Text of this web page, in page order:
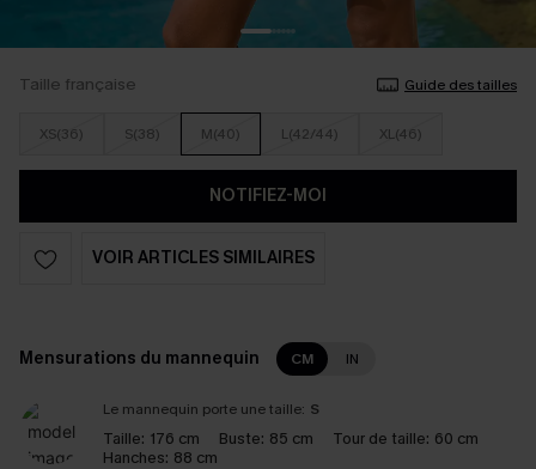
Taille française Guide des tailles
XS(36) S(38) M(40) L(42/44) XL(46)
NOTIFIEZ-MOI
VOIR ARTICLES SIMILAIRES
Mensurations du mannequin CM IN
Le mannequin porte une taille: S
Taille: 176 cm Buste: 85 cm Tour de taille: 60 cm
Hanches: 88 cm